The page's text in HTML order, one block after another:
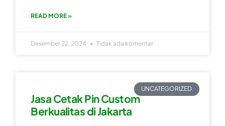
READ MORE »
Desember 22, 2024 Tidak ada komentar
UNCATEGORIZED
Jasa Cetak Pin Custom
Berkualitas di Jakarta